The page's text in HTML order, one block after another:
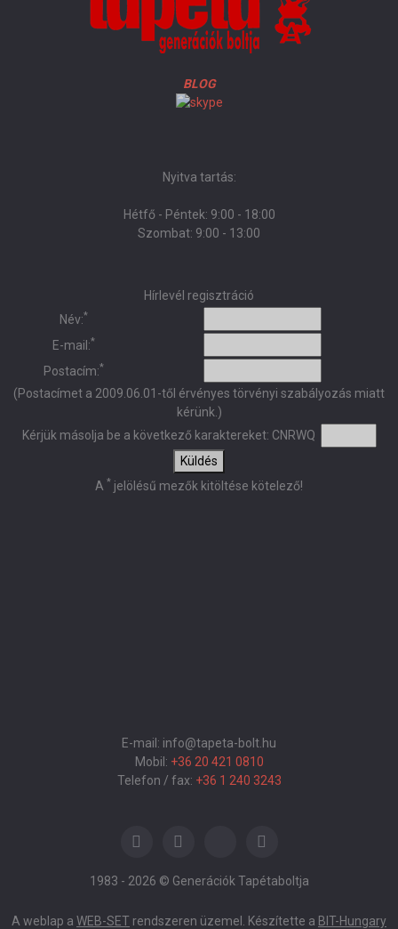
BLOG
Nyitva tartás:
Hétfő - Péntek: 9:00 - 18:00
Szombat: 9:00 - 13:00
Hírlevél regisztráció
Név:*
E-mail:*
Postacím:*
(Postacímet a 2009.06.01-től érvényes törvényi szabályozás miatt
kérünk.)
Kérjük másolja be a következő karaktereket: CNRWQ
Küldés
A * jelölésű mezők kitöltése kötelező!
E-mail: info@tapeta-bolt.hu
Mobil: +36 20 421 0810
Telefon / fax: +36 1 240 3243
1983 - 2026 © Generációk Tapétaboltja
A weblap a WEB-SET rendszeren üzemel. Készítette a BIT-Hungary